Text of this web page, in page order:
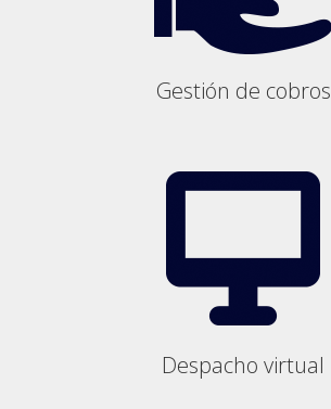
Gestión de cobros
Despacho virtual